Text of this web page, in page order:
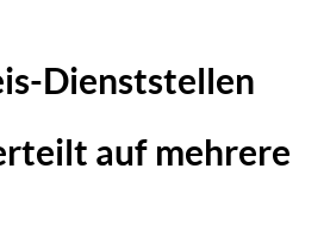
Dienststellen
auf mehrere